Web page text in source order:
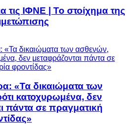
τις ΙΦΝΕ | Το στοίχημα της
«Τα δικαιώματα των
κατοχυρωμένα, δεν
πάντα σε πραγματική